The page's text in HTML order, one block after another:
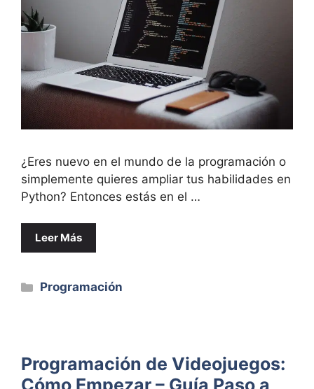
¿Eres nuevo en el mundo de la programación o
simplemente quieres ampliar tus habilidades en
Python? Entonces estás en el …
Leer Más
Categorías
Programación
Programación de Videojuegos: